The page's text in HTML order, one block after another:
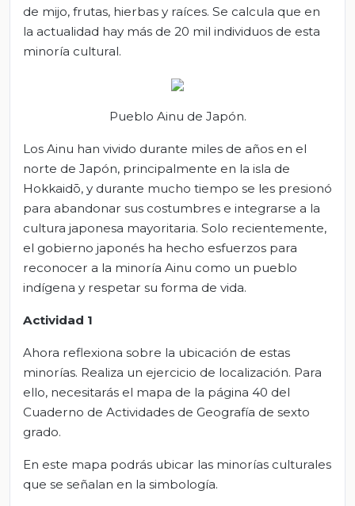
de mijo, frutas, hierbas y raíces. Se calcula que en
la actualidad hay más de 20 mil individuos de esta
minoría cultural.
Pueblo Ainu de Japón.
Los Ainu han vivido durante miles de años en el
norte de Japón, principalmente en la isla de
Hokkaidō, y durante mucho tiempo se les presionó
para abandonar sus costumbres e integrarse a la
cultura japonesa mayoritaria. Solo recientemente,
el gobierno japonés ha hecho esfuerzos para
reconocer a la minoría Ainu como un pueblo
indígena y respetar su forma de vida.
Actividad 1
Ahora reflexiona sobre la ubicación de estas
minorías. Realiza un ejercicio de localización. Para
ello, necesitarás el mapa de la página 40 del
Cuaderno de Actividades de Geografía de sexto
grado.
En este mapa podrás ubicar las minorías culturales
que se señalan en la simbología.